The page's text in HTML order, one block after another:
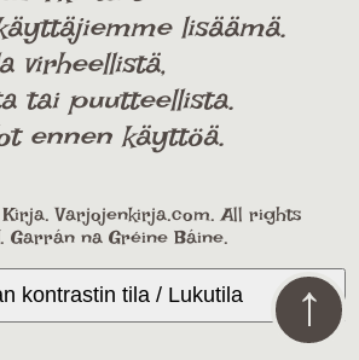
lisäämä.
virheellistä,
tai puutteellista.
ennen käyttöä.
Varjojenkirja.com. All rights
Garrán na Gréine Báine.
kontrastin tila / Lukutila ↑